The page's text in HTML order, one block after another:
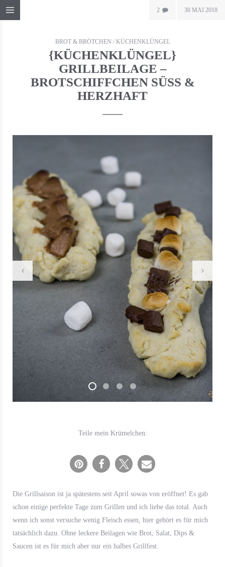
2 30 MAI 2018
BROT & BRÖTCHEN / KÜCHENKLÜNGEL
{KÜCHENKLÜNGEL}
GRILLBEILAGE –
BROTSCHIFFCHEN SÜSS & H
ERZHAFT
Teile mein Krümelchen:
Die Grillsaison ist ja spätestens seit April sowas von eröffnet! Es gab
schon einige perfekte Tage zum Grillen und ich liebe das total. Auch
wenn ich sonst versuche wenig Fleisch essen, hier gehört es für mich
tatsächlich dazu. Ohne leckere Beilagen wie Brot, Salat, Dips &
Saucen ist es für mich aber nur ein halbes Grillfest.